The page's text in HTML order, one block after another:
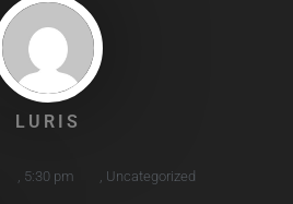
LURIS
5:30 pm Uncategorized